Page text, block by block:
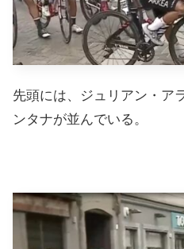
先頭には、ジュリアン・ア
ンタナが並んでいる。